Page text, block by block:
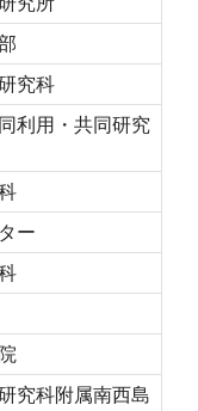
究科
利用・共同研究
ー
究科附属南西島